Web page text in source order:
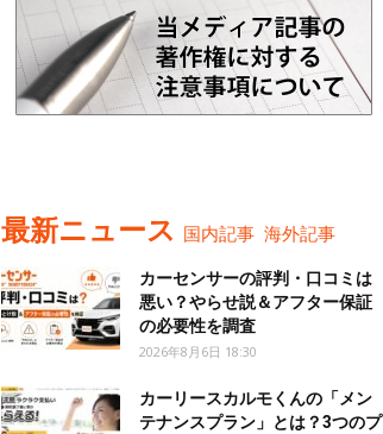
最新ニュース 国内記事 海外記事
カーセンサーの評判・口コミは
悪い？やらせ説＆アフター保証
の必要性を調査
2026年8月6日 18:30
カーリースカルモくんの「メン
テナンスプラン」とは？3つのプ